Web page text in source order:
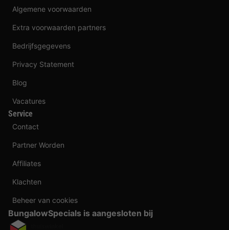
Algemene voorwaarden
Extra voorwaarden partners
Bedrijfsgegevens
Privacy Statement
Blog
Vacatures
Service
Contact
Partner Worden
Affiliates
Klachten
Beheer van cookies
BungalowSpecials is aangesloten bij